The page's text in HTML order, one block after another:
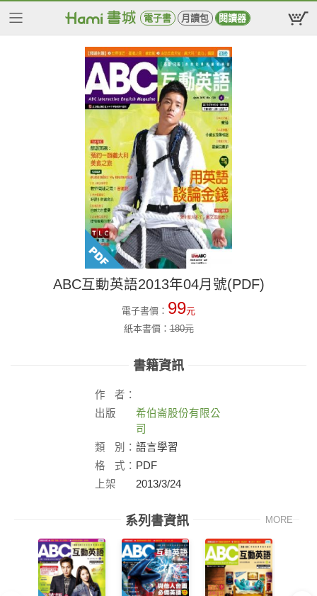
電子書 月讀包 閱讀器
ABC互動英語2013年04月號(PDF)
電子書價： 99元
紙本書價：180元
書籍資訊
作
者：
出版
希伯崙股份有限公
司
類
別： 語言學習
格
式： PDF
上架
2013/3/24
系列書資訊 MORE